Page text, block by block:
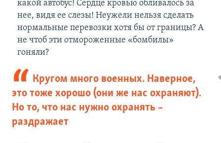
какой автобус! Сердце кровью обливалось за
нее, видя ее слезы! Неужели нельзя сделать
нормальные перевозки хотя бы от границы? А
не чтоб эти отмороженные «бомбилы»
гоняли?
Кругом много военных. Наверное,
это тоже хорошо (они же нас охраняют).
Но то, что нас нужно охранять –
раздражает